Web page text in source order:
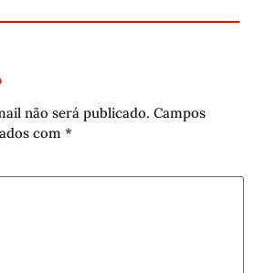
não será publicado. Campos
com *